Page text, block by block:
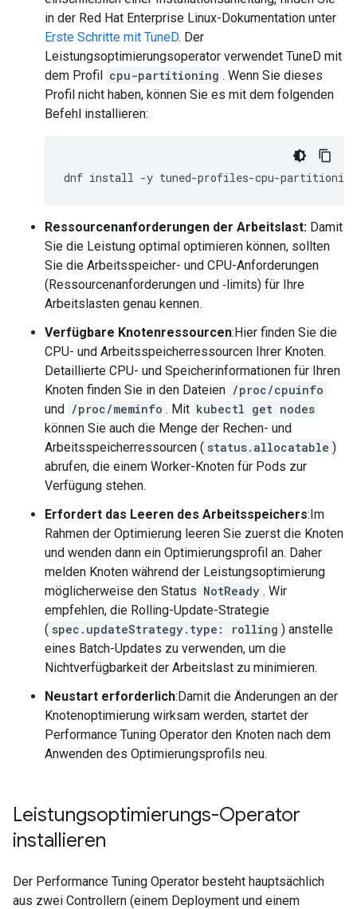
in der Red Hat Enterprise Linux-Dokumentation unter
Erste Schritte mit TuneD. Der
Leistungsoptimierungsoperator verwendet TuneD mit
dem Profil cpu-partitioning . Wenn Sie dieses
Profil nicht haben, können Sie es mit dem folgenden
Befehl installieren:
dnf install -y
Ressourcenanforderungen der Arbeitslast: Damit
Sie die Leistung optimal optimieren können, sollten
Sie die Arbeitsspeicher- und CPU-Anforderungen
(Ressourcenanforderungen und ‑limits) für Ihre
Arbeitslasten genau kennen.
Verfügbare Knotenressourcen:Hier finden Sie die
CPU- und Arbeitsspeicherressourcen Ihrer Knoten.
Detaillierte CPU- und Speicherinformationen für Ihren
Knoten finden Sie in den Dateien /proc/cpuinfo
und /proc/meminfo . Mit kubectl get nodes
können Sie auch die Menge der Rechen- und
Arbeitsspeicherressourcen ( status.allocatable )
abrufen, die einem Worker-Knoten für Pods zur
Verfügung stehen.
Erfordert das Leeren des Arbeitsspeichers:Im
Rahmen der Optimierung leeren Sie zuerst die Knoten
und wenden dann ein Optimierungsprofil an. Daher
melden Knoten während der Leistungsoptimierung
möglicherweise den Status NotReady . Wir
empfehlen, die Rolling-Update-Strategie
( spec.updateStrategy.type: rolling ) anstelle
eines Batch-Updates zu verwenden, um die
Nichtverfügbarkeit der Arbeitslast zu minimieren.
Neustart erforderlich:Damit die Änderungen an der
Knotenoptimierung wirksam werden, startet der
Performance Tuning Operator den Knoten nach dem
Anwenden des Optimierungsprofils neu.
Leistungsoptimierungs-Operator
installieren
Der Performance Tuning Operator besteht hauptsächlich
aus zwei Controllern (einem Deployment und einem